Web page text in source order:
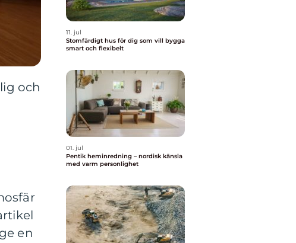
och
en
11. jul
Stomfärdigt hus för dig som vill bygga
smart och flexibelt
01. jul
Pentik heminredning – nordisk känsla
med varm personlighet